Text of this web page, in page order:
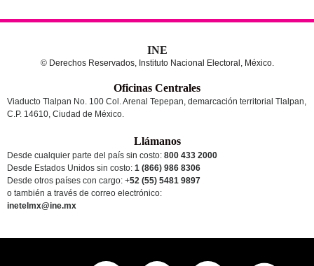
INE
© Derechos Reservados, Instituto Nacional Electoral, México.
Oficinas Centrales
Viaducto Tlalpan No. 100 Col. Arenal Tepepan, demarcación territorial Tlalpan,
C.P. 14610, Ciudad de México.
Llámanos
Desde cualquier parte del país sin costo: 800 433 2000
Desde Estados Unidos sin costo: 1 (866) 986 8306
Desde otros países con cargo: +52 (55) 5481 9897
o también a través de correo electrónico:
inetelmx@ine.mx